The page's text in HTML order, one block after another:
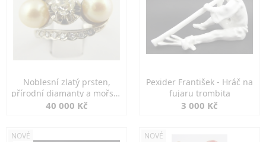
Noblesní zlatý prsten,
přírodní diamanty a mořské
perly
40 000 Kč
Pexider František - Hráč na
fujaru trombita
3 000 Kč
NOVÉ NOVÉ